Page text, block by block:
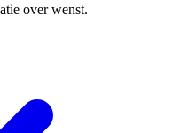
over wenst.